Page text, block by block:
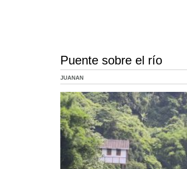
Puente sobre el río
JUANAN